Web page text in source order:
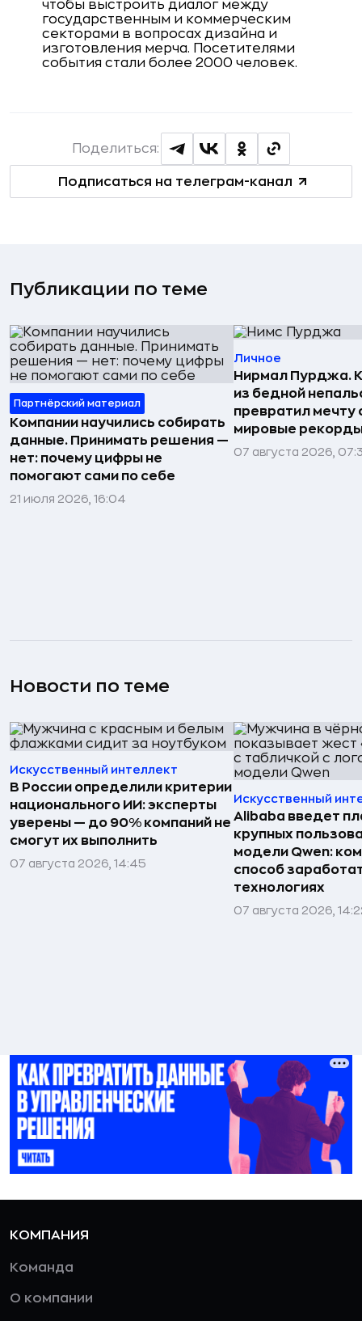
чтобы выстроить диалог между
государственным и коммерческим
секторами в вопросах дизайна и
изготовления мерча. Посетителями
события стали более 2000 человек.
Подписаться на телеграм-канал
Поделиться:
Публикации по теме
Партнёрский материал
Компании научились собирать
данные. Принимать решения —
нет: почему цифры не
помогают сами по себе
21 июля 2026, 16:04
Личное
Нирмал Пурджа.
из бедной
превратил мечту
мировые рекорды
07 августа 2026,
Новости по теме
Искусственный интеллект
В России определили критерии
национального ИИ: эксперты
уверены — до 90% компаний не
смогут их выполнить
07 августа 2026, 14:45
Искусственный
Alibaba введет
крупных
модели Qwen:
способ
технологиях
07 августа 2026,
КОМПАНИЯ
Команда
О компании